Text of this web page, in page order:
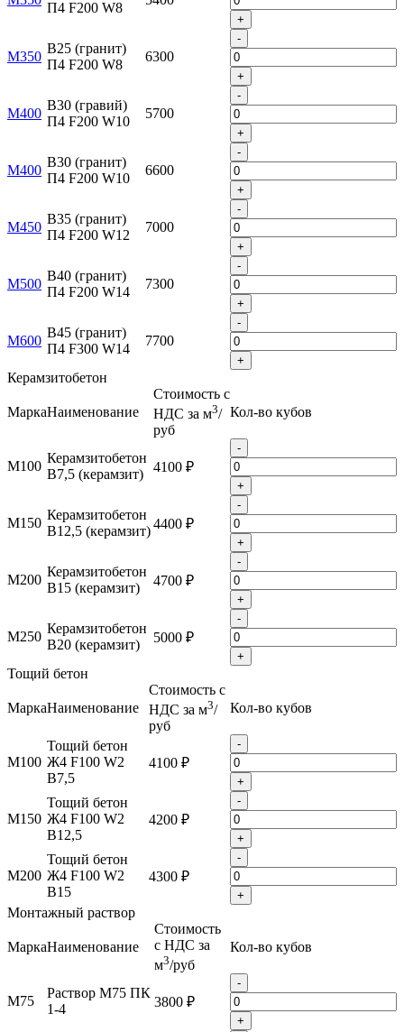
П4 F200 W8
+
М350
B25 (гранит)
П4 F200 W8
6300
-
+
М400
B30 (гравий)
П4 F200 W10
5700
-
+
М400
B30 (гранит)
П4 F200 W10
6600
-
+
М450
B35 (гранит)
П4 F200 W12
7000
-
+
М500
B40 (гранит)
П4 F200 W14
7300
-
+
М600
B45 (гранит)
П4 F300 W14
7700
-
+
Керамзитобетон
МаркаНаименование
Стоимость с
НДС за м3/
руб
Кол-во кубов
М100
Керамзитобетон
B7,5 (керамзит)
4100 ₽
-
+
М150
Керамзитобетон
B12,5 (керамзит)4400 ₽
-
+
М200
Керамзитобетон
B15 (керамзит)
4700 ₽
-
+
М250
Керамзитобетон
B20 (керамзит)
5000 ₽
-
+
Тощий бетон
МаркаНаименование
Стоимость с
НДС за м3/
руб
Кол-во кубов
М100
Тощий бетон
Ж4 F100 W2
B7,5
4100 ₽
-
+
М150
Тощий бетон
Ж4 F100 W2
B12,5
4200 ₽
-
+
М200
Тощий бетон
Ж4 F100 W2
B15
4300 ₽
-
+
Монтажный раствор
МаркаНаименование
Стоимость
с НДС за
м3/руб
Кол-во кубов
М75
Раствор М75 ПК
1-4
3800 ₽
-
+